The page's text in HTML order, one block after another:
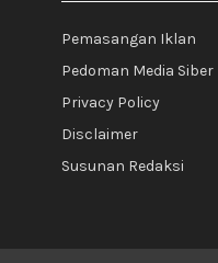
Pemasangan Iklan
Pedoman Media Siber
Privacy Policy
Disclaimer
Susunan Redaksi